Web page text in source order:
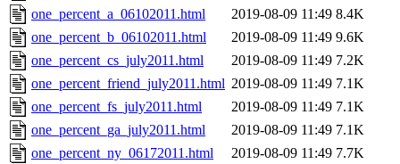
one_percent_a_06102011.html
2019-08-09 11:49 8.4K
one_percent_b_06102011.html
2019-08-09 11:49 9.6K
one_percent_cs_july2011.html
2019-08-09 11:49 7.2K
one_percent_friend_july2011.html 2019-08-09 11:49 7.1K
one_percent_fs_july2011.html
2019-08-09 11:49 7.1K
one_percent_ga_july2011.html
2019-08-09 11:49 7.1K
one_percent_ny_06172011.html
2019-08-09 11:49 7.7K